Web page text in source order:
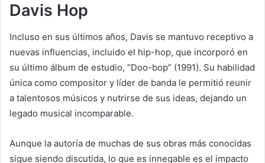
Davis Hop
Incluso en sus últimos años, Davis se mantuvo receptivo a
nuevas influencias, incluido el hip-hop, que incorporó en
su último álbum de estudio, “Doo-bop” (1991). Su habilidad
única como compositor y líder de banda le permitió reunir
a talentosos músicos y nutrirse de sus ideas, dejando un
legado musical incomparable.
Aunque la autoría de muchas de sus obras más conocidas
sigue siendo discutida, lo que es innegable es el impacto